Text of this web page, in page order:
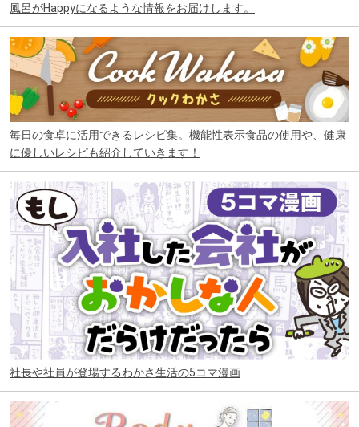
風呂がHappyになるような情報をお届けします。
毎日の食卓に活用できるレシピ集。機能性表示食品の使用や、健康
に優しいレシピも紹介していきます！
社長や社員が登場するわかさ生活の5コマ漫画